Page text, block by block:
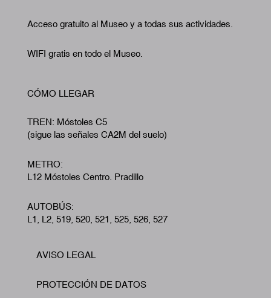
Acceso gratuito al Museo y a todas sus actividades.
WIFI gratis en todo el Museo.
CÓMO LLEGAR
TREN: Móstoles C5
(sigue las señales CA2M del suelo)
METRO:
L12 Móstoles Centro. Pradillo
AUTOBÚS:
L1, L2, 519, 520, 521, 525, 526, 527
Footer
AVISO LEGAL
PROTECCIÓN DE DATOS